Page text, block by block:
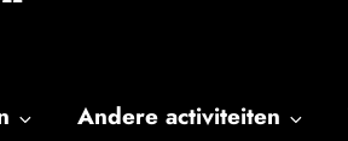
Andere activiteiten